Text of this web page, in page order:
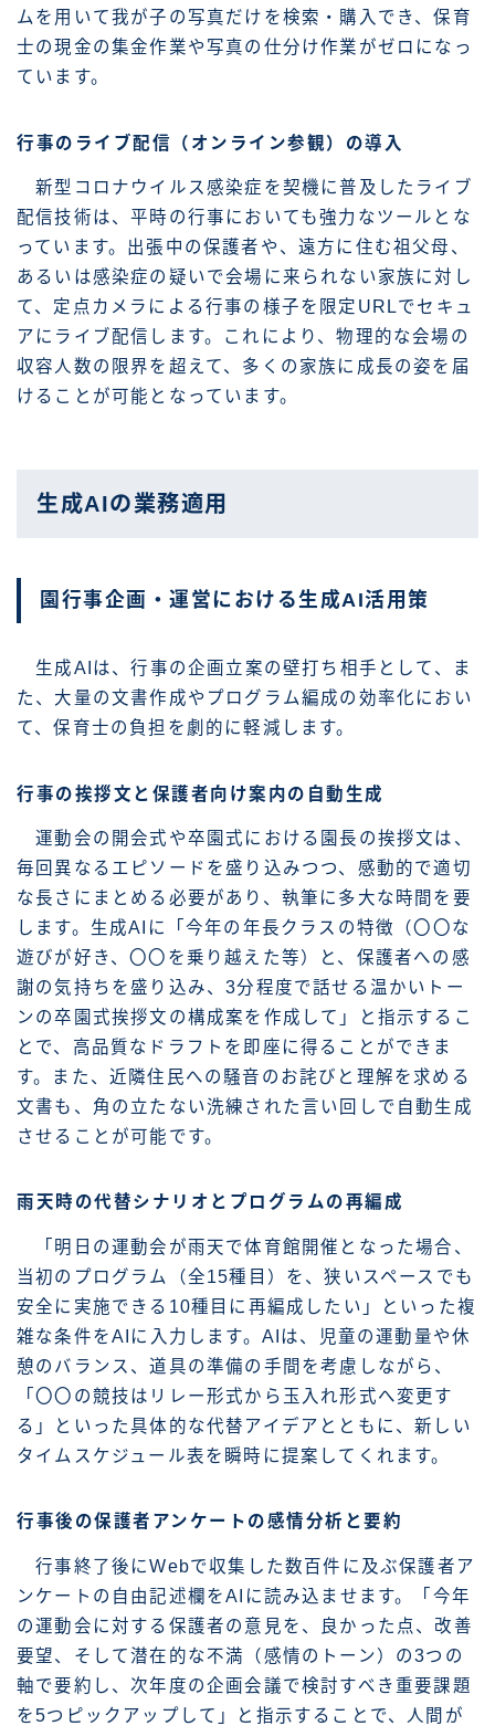
ムを用いて我が子の写真だけを検索・購入でき、保育
士の現金の集金作業や写真の仕分け作業がゼロになっ
ています。
行事のライブ配信（オンライン参観）の導入
新型コロナウイルス感染症を契機に普及したライブ
配信技術は、平時の行事においても強力なツールとな
っています。出張中の保護者や、遠方に住む祖父母、
あるいは感染症の疑いで会場に来られない家族に対し
て、定点カメラによる行事の様子を限定URLでセキュ
アにライブ配信します。これにより、物理的な会場の
収容人数の限界を超えて、多くの家族に成長の姿を届
けることが可能となっています。
生成AIの業務適用
園行事企画・運営における生成AI活用策
生成AIは、行事の企画立案の壁打ち相手として、ま
た、大量の文書作成やプログラム編成の効率化におい
て、保育士の負担を劇的に軽減します。
行事の挨拶文と保護者向け案内の自動生成
運動会の開会式や卒園式における園長の挨拶文は、
毎回異なるエピソードを盛り込みつつ、感動的で適切
な長さにまとめる必要があり、執筆に多大な時間を要
します。生成AIに「今年の年長クラスの特徴（〇〇な
遊びが好き、〇〇を乗り越えた等）と、保護者への感
謝の気持ちを盛り込み、3分程度で話せる温かいトー
ンの卒園式挨拶文の構成案を作成して」と指示するこ
とで、高品質なドラフトを即座に得ることができま
す。また、近隣住民への騒音のお詫びと理解を求める
文書も、角の立たない洗練された言い回しで自動生成
させることが可能です。
雨天時の代替シナリオとプログラムの再編成
「明日の運動会が雨天で体育館開催となった場合、
当初のプログラム（全15種目）を、狭いスペースでも
安全に実施できる10種目に再編成したい」といった複
雑な条件をAIに入力します。AIは、児童の運動量や休
憩のバランス、道具の準備の手間を考慮しながら、
「〇〇の競技はリレー形式から玉入れ形式へ変更す
る」といった具体的な代替アイデアとともに、新しい
タイムスケジュール表を瞬時に提案してくれます。
行事後の保護者アンケートの感情分析と要約
行事終了後にWebで収集した数百件に及ぶ保護者ア
ンケートの自由記述欄をAIに読み込ませます。「今年
の運動会に対する保護者の意見を、良かった点、改善
要望、そして潜在的な不満（感情のトーン）の3つの
軸で要約し、次年度の企画会議で検討すべき重要課題
を5つピックアップして」と指示することで、人間が